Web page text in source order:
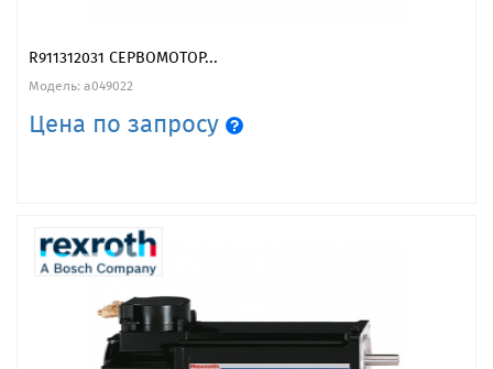
R911312031 СЕРВОМОТОР...
Модель: a049022
Цена по запросу